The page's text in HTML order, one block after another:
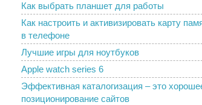
Как выбрать планшет для работы
Как настроить и активизировать карту
в телефоне
Лучшие игры для ноутбуков
Apple watch series 6
Эффективная каталогизация – это
позиционирование сайтов